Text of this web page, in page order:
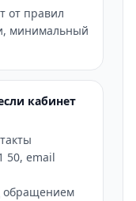
от правил
минимальный
кабинет
50, email
обращением